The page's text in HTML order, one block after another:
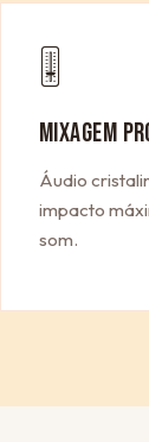
🎚
MIXAGEM
Áudio
impacto
som.